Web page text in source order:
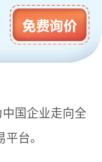
国企业走向全
台。